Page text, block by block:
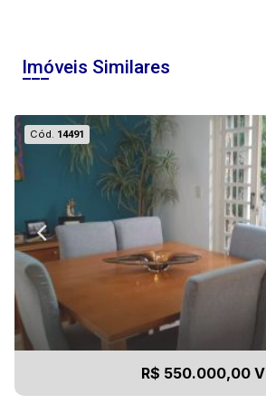
Imóveis Similares
Cód. 14491
R$ 550.000,00 V